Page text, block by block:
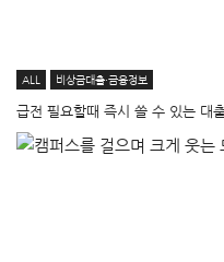
ALL 비상금대출·금융정보
급전 필요할때 즉시 쓸 수 있는 대